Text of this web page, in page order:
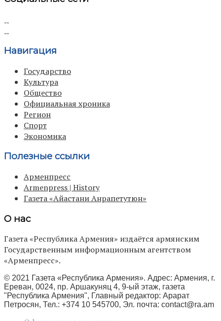
Навигация
Государство
Культура
Общество
Официальная хроника
Регион
Спорт
Экономика
Полезные ссылки
Арменпресс
Armenpress | History
Газета «Айастани Анрапетутюн»
О нас
Газета «Республика Армения» издаётся армянским
Государственным информационным агентством
«Арменпресс».
© 2021 Газета «Республика Армения». Адрес: Армения, г.
Ереван, 0024, пр. Аршакуняц 4, 9-ый этаж, газета
"Республика Армения", Главный редактор: Арарат
Петросян, Тел.: +374 10 545700, Эл. почта: contact@ra.am